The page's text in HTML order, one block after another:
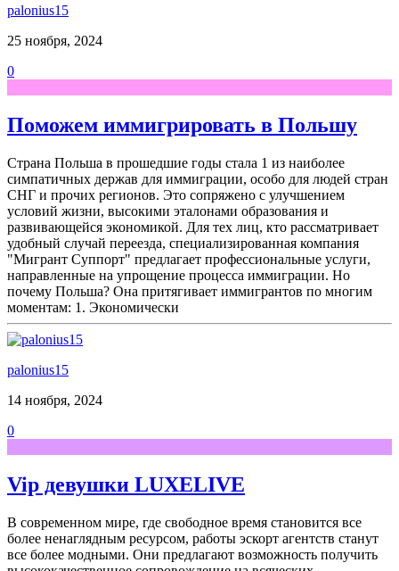
palonius15
25 ноября, 2024
0
Поможем иммигрировать в Польшу
Страна Польша в прошедшие годы стала 1 из наиболее
симпатичных держав для иммиграции, особо для людей стран
СНГ и прочих регионов. Это сопряжено с улучшением
условий жизни, высокими эталонами образования и
развивающейся экономикой. Для тех лиц, кто рассматривает
удобный случай переезда, специализированная компания
"Мигрант Суппорт" предлагает профессиональные услуги,
направленные на упрощение процесса иммиграции. Но
почему Польша? Она притягивает иммигрантов по многим
моментам: 1. Экономически
palonius15
14 ноября, 2024
0
Vip девушки LUXELIVE
В современном мире, где свободное время становится все
более ненаглядным ресурсом, работы эскорт агентств станут
все более модными. Они предлагают возможность получить